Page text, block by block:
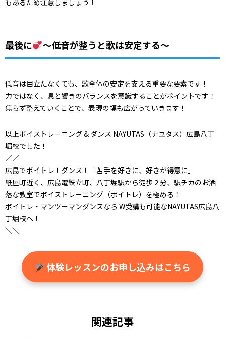
最後に ～低音が整うと歌は安定する～
低音は目立たなくても、歌全体の安定を支える重要な要素です！
力ではなく、息と響きのバランスを意識することがポイントです！
焦らず整えていくことで、表現の幅も広がっていきます！
以上ボイストレーニング & ダンス NAYUTAS（ナユタス）広島八丁
堀校でした！
／／
広島でボイトレ！ダンス！「苦手を好きに、好きが得意に」
紙屋町近く、広島電鉄立町、八丁堀駅から徒歩２分、駅チカのお洒
落な教室でボイストレーニング（ボイトレ）を極める！
ボイトレ・マンツーマンダンスなら W受講も可能なNAYUTAS広島八
丁堀校へ！
＼＼
体験レッスンのお申し込みはこちら
関連記事